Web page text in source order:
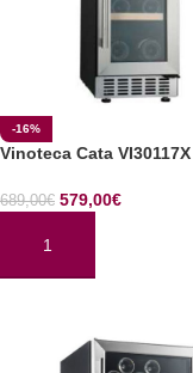
-16%
Vinoteca Cata VI30117X
689,00€ 579,00€
AÑADIR AL CARRITO